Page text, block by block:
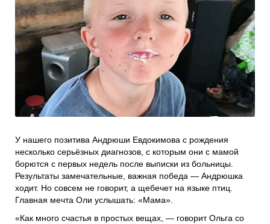
Боксы для пожертвований
Нужна помощь?
Проекты
Программы фонда
Справочник
Медиа
События и люди
Наши друзья
Банеры
У нашего позитива Андрюши Евдокимова с рождения
несколько серьёзных диагнозов, с которым они с мамой
борются с первых недель после выписки из больницы.
Результаты замечательные, важная победа — Андрюшка
ходит. Но совсем не говорит, а щебечет на языке птиц.
Главная мечта Оли услышать: «Мама».
«Как много счастья в простых вещах, — говорит Ольга со